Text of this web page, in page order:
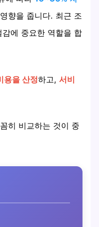
향을 줍니다. 최근 조
에 중요한 역할을 합
용을 산정하고,서비
히 비교하는 것이 중